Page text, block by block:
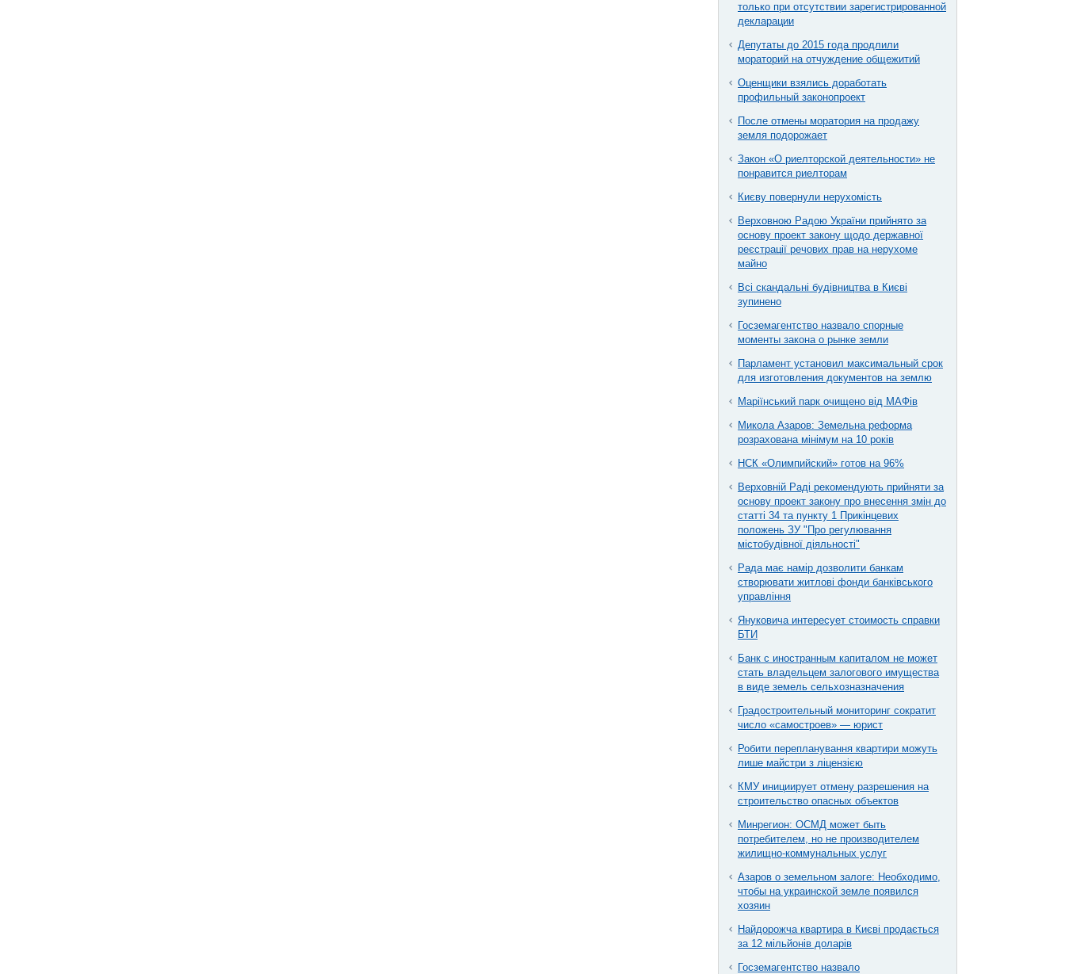
только при отсутствии зарегистрированной
декларации
Депутаты до 2015 года продлили
мораторий на отчуждение общежитий
Оценщики взялись доработать
профильный законопроект
После отмены моратория на продажу
земля подорожает
Закон «О риелторской деятельности» не
понравится риелторам
Києву повернули нерухомість
Верховною Радою України прийнято за
основу проект закону щодо державної
реєстрації речових прав на нерухоме
майно
Всі скандальні будівництва в Києві
зупинено
Госземагентство назвало спорные
моменты закона о рынке земли
Парламент установил максимальный срок
для изготовления документов на землю
Маріїнський парк очищено від МАФів
Микола Азаров: Земельна реформа
розрахована мінімум на 10 років
НСК «Олимпийский» готов на 96%
Верховній Раді рекомендують прийняти за
основу проект закону про внесення змін до
статті 34 та пункту 1 Прикінцевих
положень ЗУ "Про регулювання
містобудівної діяльності"
Рада має намір дозволити банкам
створювати житлові фонди банківського
управління
Януковича интересует стоимость справки
БТИ
Банк с иностранным капиталом не может
стать владельцем залогового имущества
в виде земель сельхозназначения
Градостроительный мониторинг сократит
число «самостроев» — юрист
Робити перепланування квартири можуть
лише майстри з ліцензією
КМУ инициирует отмену разрешения на
строительство опасных объектов
Минрегион: ОСМД может быть
потребителем, но не производителем
жилищно-коммунальных услуг
Азаров о земельном залоге: Необходимо,
чтобы на украинской земле появился
хозяин
Найдорожча квартира в Києві продається
за 12 мільйонів доларів
Госземагентство назвало